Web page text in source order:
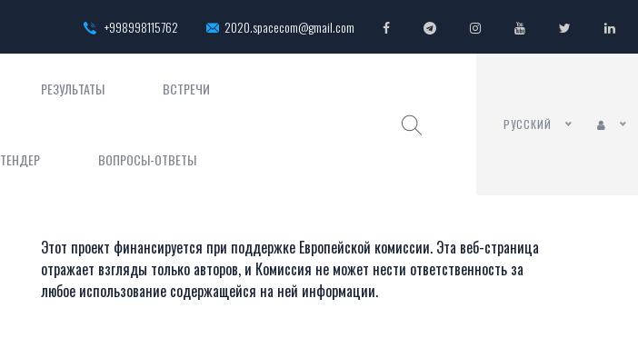
+998998115762 2020.spacecom@gmail.com
РЕЗУЛЬТАТЫ ВСТРЕЧИ
ТЕНДЕР ВОПРОСЫ-ОТВЕТЫ
РУССКИЙ
Этот проект финансируется при поддержке Европейской комиссии. Эта веб-страница
отражает взгляды только авторов, и Комиссия не может нести ответственность за
любое использование содержащейся на ней информации.